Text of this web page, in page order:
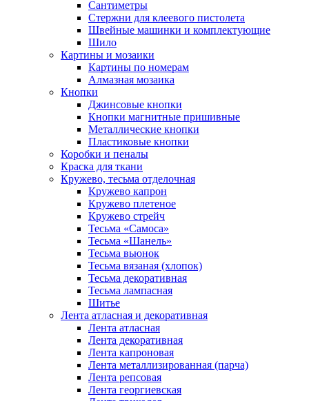
Сантиметры
Стержни для клеевого пистолета
Швейные машинки и комплектующие
Шило
Картины и мозаики
Картины по номерам
Алмазная мозаика
Кнопки
Джинсовые кнопки
Кнопки магнитные пришивные
Металлические кнопки
Пластиковые кнопки
Коробки и пеналы
Краска для ткани
Кружево, тесьма отделочная
Кружево капрон
Кружево плетеное
Кружево стрейч
Тесьма «Самоса»
Тесьма «Шанель»
Тесьма вьюнок
Тесьма вязаная (хлопок)
Тесьма декоративная
Тесьма лампасная
Шитье
Лента атласная и декоративная
Лента атласная
Лента декоративная
Лента капроновая
Лента металлизированная (парча)
Лента репсовая
Лента георгиевская